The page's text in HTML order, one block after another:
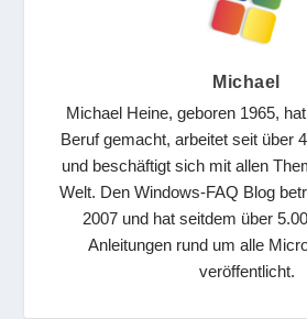
Michael
Michael Heine, geboren 1965,
Beruf gemacht, arbeitet seit über
und beschäftigt sich mit allen
Welt. Den Windows-FAQ Blog
2007 und hat seitdem über
Anleitungen rund um alle
veröffentlicht.